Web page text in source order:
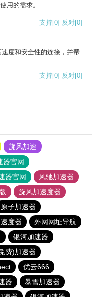
用的需求。
支持[0] 反对[0]
度和安全性的连接，并帮
支持[0] 反对[0]
旋风加速
器官网
器官网
风驰加速器
旋风加速度器
原子加速器
度器
外网网址导航
银河加速器
费)加速器
优云666
器
暴雪加速器